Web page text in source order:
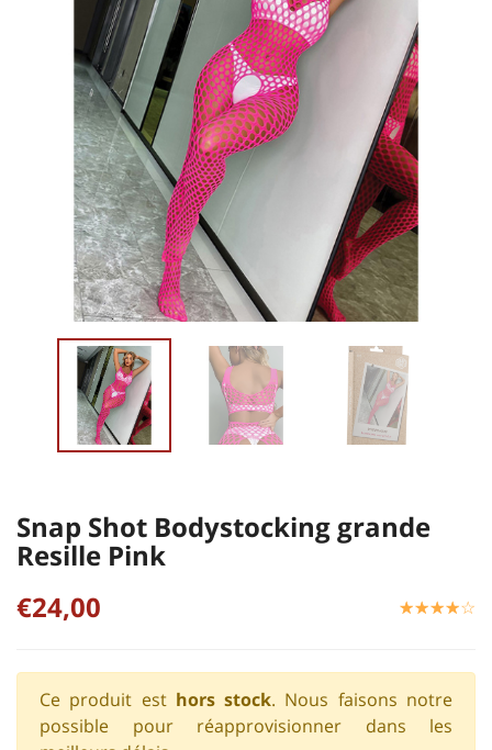
Snap Shot Bodystocking grande
Resille Pink
€24,00
☆☆☆☆☆
★★★★★
Ce produit est hors stock. Nous faisons notre
possible pour réapprovisionner dans les